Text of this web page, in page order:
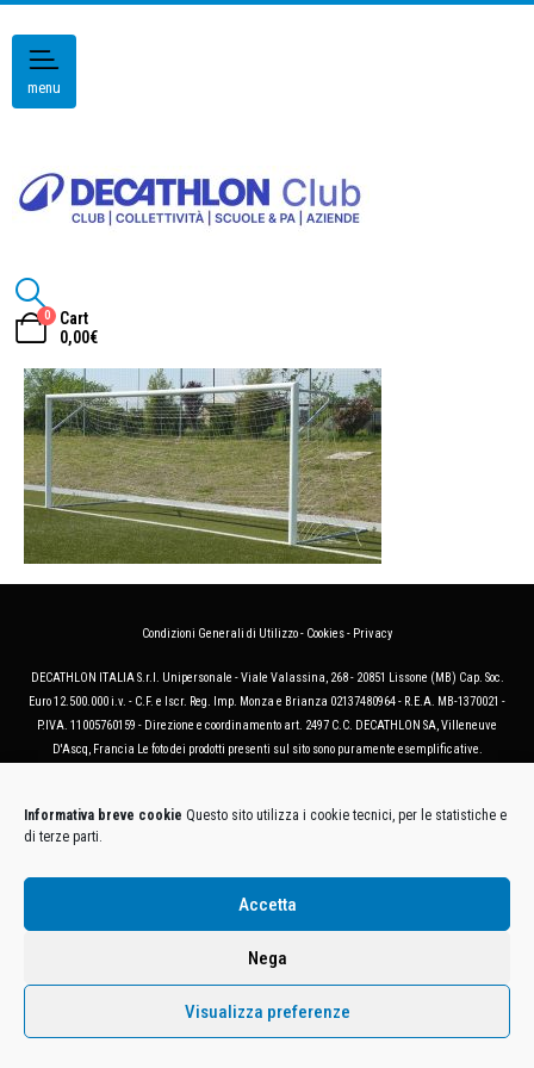
Informativa breve cookie Questo sito utilizza i cookie tecnici, per le statistiche e
di terze parti.
Accetta
Nega
Visualizza preferenze
menu
0
Cart
0,00€
Condizioni Generali di Utilizzo- Cookies- Privacy
DECATHLON ITALIA S.r.l. Unipersonale - Viale Valassina, 268 - 20851 Lissone (MB) Cap. Soc.
Euro 12.500.000 i.v. - C.F. e Iscr. Reg. Imp. Monza e Brianza 02137480964 - R.E.A. MB-1370021 -
P.IVA. 11005760159 - Direzione e coordinamento art. 2497 C.C. DECATHLON SA, Villeneuve
D'Ascq, Francia Le foto dei prodotti presenti sul sito sono puramente esemplificative.